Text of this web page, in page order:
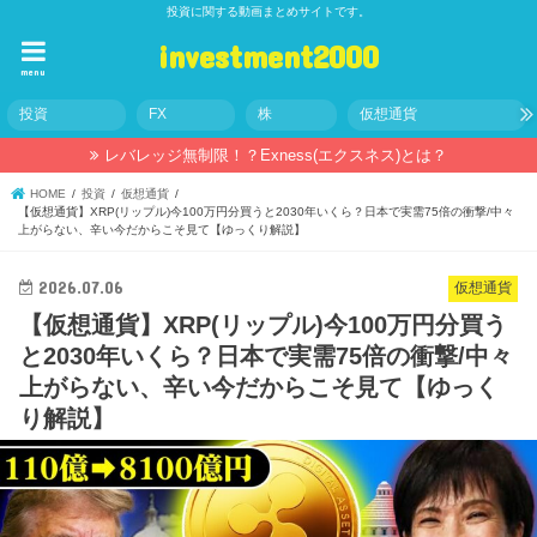
投資に関する動画まとめサイトです。
investment2000
menu
投資 FX 株 仮想通貨
レバレッジ無制限！？Exness(エクスネス)とは？
HOME 投資
仮想通貨
【仮想通貨】XRP(リップル)今100万円分買うと2030年いくら？日本で実需75倍の衝撃/中々
上がらない、辛い今だからこそ見て【ゆっくり解説】
仮想通貨
2026.07.06
【仮想通貨】XRP(リップル)今100万円分買う
と2030年いくら？日本で実需75倍の衝撃/中々
上がらない、辛い今だからこそ見て【ゆっく
り解説】